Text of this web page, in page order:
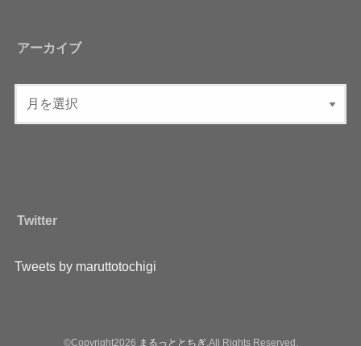
アーカイブ
Twitter
Tweets by maruttotochigi
©Copyright2026 まるっととちぎ.All Rights Reserved.